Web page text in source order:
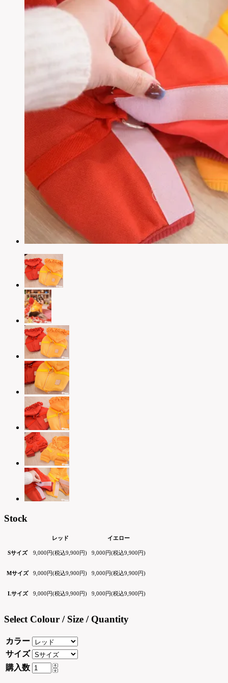
Stock
レッド イエロー
Sサイズ 9,000円(税込9,900円) 9,000円(税込9,900円)
Mサイズ 9,000円(税込9,900円) 9,000円(税込9,900円)
Lサイズ 9,000円(税込9,900円) 9,000円(税込9,900円)
Select Colour / Size / Quantity
カラー
サイズ
購入数